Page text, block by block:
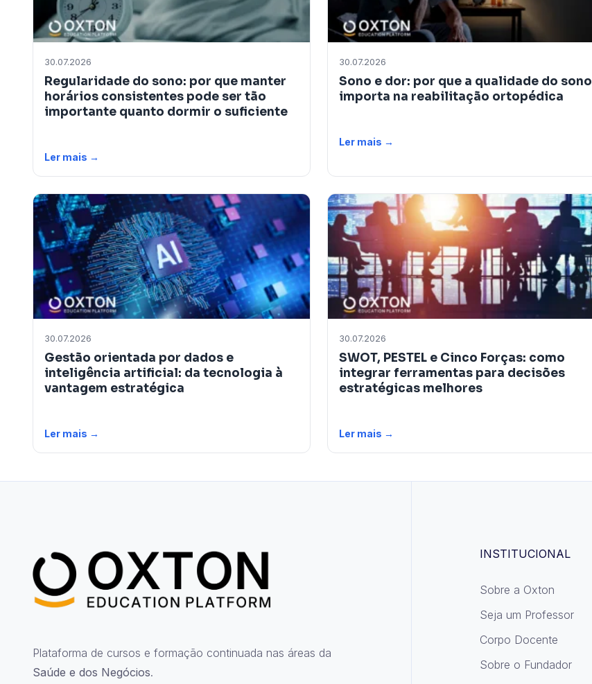
30.07.2026
Regularidade do sono: por que manter
horários consistentes pode ser tão
importante quanto dormir o suficiente
Ler mais →
30.07.2026
Sono e dor: por que a qualidade do sono
importa na reabilitação ortopédica
Ler mais →
30.07.2026
Gestão orientada por dados e
inteligência artificial: da tecnologia à
vantagem estratégica
Ler mais →
30.07.2026
SWOT, PESTEL e Cinco Forças: como
integrar ferramentas para decisões
estratégicas melhores
Ler mais →
Plataforma de cursos e formação continuada nas áreas da
Saúde e dos Negócios.
INSTITUCIONAL
Sobre a Oxton
Seja um Professor
Corpo Docente
Sobre o Fundador